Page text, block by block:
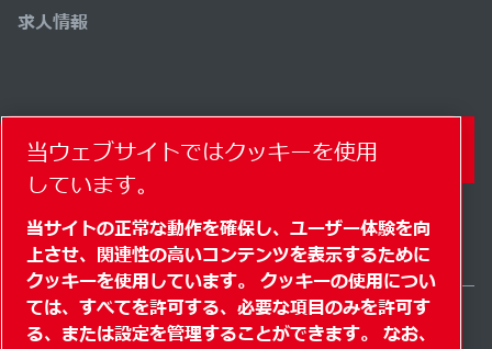
求人情報
コンタクトフォーム
Japan / JA
当ウェブサイトではクッキーを使用
しています。
当サイトの正常な動作を確保し、ユーザー体験を向
上させ、関連性の高いコンテンツを表示するために
クッキーを使用しています。 クッキーの使用につい
ては、すべてを許可する、必要な項目のみを許可す
る、または設定を管理することができます。 なお、